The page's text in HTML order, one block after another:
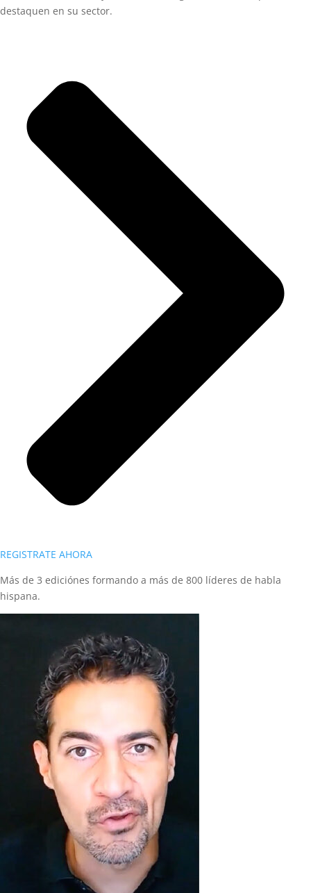
destaquen en su sector.
REGISTRATE AHORA
Más de 3 ediciónes formando a más de 800 líderes de habla
hispana.